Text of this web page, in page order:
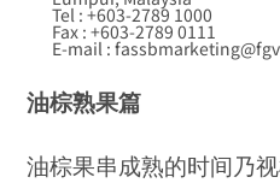
Tel : +603-2789 1000
Fax : +603-2789 0111
E-mail :
油棕熟果篇
油棕果串成熟的时间乃